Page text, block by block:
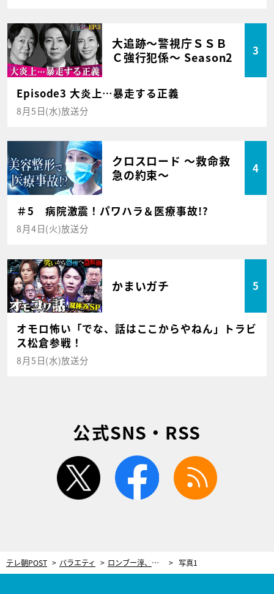
大追跡～警視庁ＳＳＢ
Ｃ強行犯係～ Season2
3
Episode3 大炎上…暴走する正義
8月5日(水)放送分
クロスロード ～救命救
急の約束～
4
＃5 病院激震！パワハラ＆医療事故!?
8月4日(火)放送分
かまいガチ 5
オモロ怖い「でな、話はここからやねん」トラビ
ス松倉参戦！
8月5日(水)放送分
公式SNS・RSS
twitter facebook
テレ朝POST バラエティ ロンブー淳、杉本彩主催の“レーズンパーティー”に参加した過去。「目のやり場が…」 写真1